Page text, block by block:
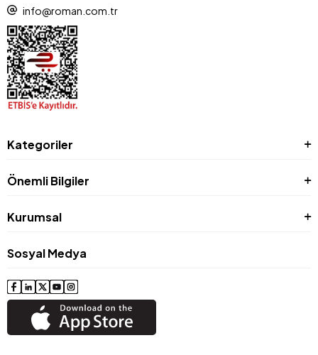
info@roman.com.tr
Kategoriler
Önemli Bilgiler
Kurumsal
Sosyal Medya